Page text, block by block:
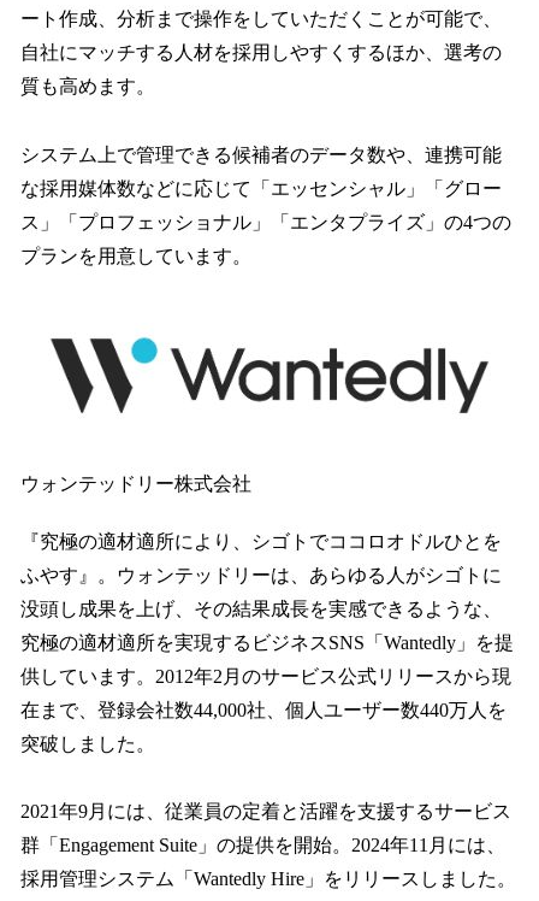
ート作成、分析まで操作をしていただくことが可能で、
自社にマッチする人材を採用しやすくするほか、選考の
質も高めます。
システム上で管理できる候補者のデータ数や、連携可能
な採用媒体数などに応じて「エッセンシャル」「グロー
ス」「プロフェッショナル」「エンタプライズ」の4つの
プランを用意しています。
ウォンテッドリー株式会社
『究極の適材適所により、シゴトでココロオドルひとを
ふやす』。ウォンテッドリーは、あらゆる人がシゴトに
没頭し成果を上げ、その結果成長を実感できるような、
究極の適材適所を実現するビジネスSNS「Wantedly」を提
供しています。2012年2月のサービス公式リリースから現
在まで、登録会社数44,000社、個人ユーザー数440万人を
突破しました。
2021年9月には、従業員の定着と活躍を支援するサービス
群「Engagement Suite」の提供を開始。2024年11月には、
採用管理システム「Wantedly Hire」をリリースしました。